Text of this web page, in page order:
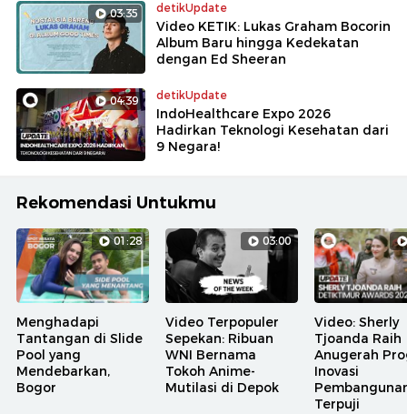
03:35 detikUpdate
Video KETIK: Lukas Graham Bocorin
Album Baru hingga Kedekatan
dengan Ed Sheeran
04:39 detikUpdate
IndoHealthcare Expo 2026
Hadirkan Teknologi Kesehatan dari
9 Negara!
Rekomendasi Untukmu
01:28
Menghadapi
Tantangan di Slide
Pool yang
Mendebarkan,
Bogor
03:00
Video Terpopuler
Sepekan: Ribuan
WNI Bernama
Tokoh Anime-
Mutilasi di Depok
Video: Sherly
Tjoanda Raih
Anugerah
Inovasi
Terpuji